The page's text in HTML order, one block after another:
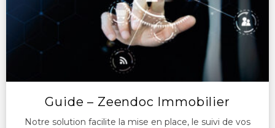
Guide – Zeendoc Immobilier
Notre solution facilite la mise en place, le suivi de vos